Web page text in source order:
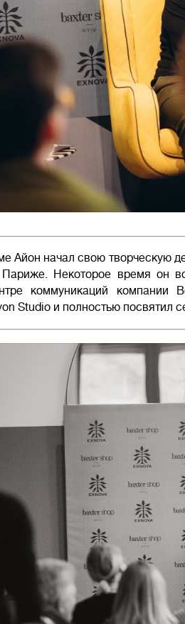
Айон начал свою творческую
Некоторое время он
коммуникаций
Studio и полностью посвятил